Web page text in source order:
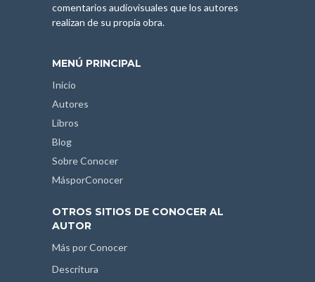
comentarios audiovisuales que los autores
realizan de su propia obra.
MENÚ PRINCIPAL
Inicio
Autores
Libros
Blog
Sobre Conocer
MásporConocer
OTROS SITIOS DE CONOCER AL
AUTOR
Más por Conocer
Descritura